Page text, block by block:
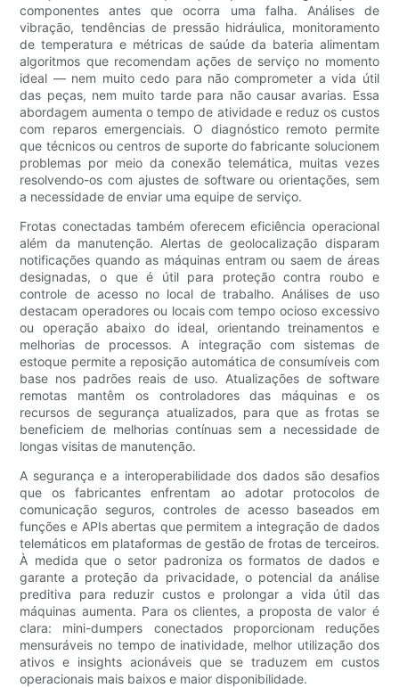
componentes antes que ocorra uma falha. Análises de
vibração, tendências de pressão hidráulica, monitoramento
de temperatura e métricas de saúde da bateria alimentam
algoritmos que recomendam ações de serviço no momento
ideal — nem muito cedo para não comprometer a vida útil
das peças, nem muito tarde para não causar avarias. Essa
abordagem aumenta o tempo de atividade e reduz os custos
com reparos emergenciais. O diagnóstico remoto permite
que técnicos ou centros de suporte do fabricante solucionem
problemas por meio da conexão telemática, muitas vezes
resolvendo-os com ajustes de software ou orientações, sem
a necessidade de enviar uma equipe de serviço.
Frotas conectadas também oferecem eficiência operacional
além da manutenção. Alertas de geolocalização disparam
notificações quando as máquinas entram ou saem de áreas
designadas, o que é útil para proteção contra roubo e
controle de acesso no local de trabalho. Análises de uso
destacam operadores ou locais com tempo ocioso excessivo
ou operação abaixo do ideal, orientando treinamentos e
melhorias de processos. A integração com sistemas de
estoque permite a reposição automática de consumíveis com
base nos padrões reais de uso. Atualizações de software
remotas mantêm os controladores das máquinas e os
recursos de segurança atualizados, para que as frotas se
beneficiem de melhorias contínuas sem a necessidade de
longas visitas de manutenção.
A segurança e a interoperabilidade dos dados são desafios
que os fabricantes enfrentam ao adotar protocolos de
comunicação seguros, controles de acesso baseados em
funções e APIs abertas que permitem a integração de dados
telemáticos em plataformas de gestão de frotas de terceiros.
À medida que o setor padroniza os formatos de dados e
garante a proteção da privacidade, o potencial da análise
preditiva para reduzir custos e prolongar a vida útil das
máquinas aumenta. Para os clientes, a proposta de valor é
clara: mini-dumpers conectados proporcionam reduções
mensuráveis ​​no tempo de inatividade, melhor utilização dos
ativos e insights acionáveis ​​que se traduzem em custos
operacionais mais baixos e maior disponibilidade.